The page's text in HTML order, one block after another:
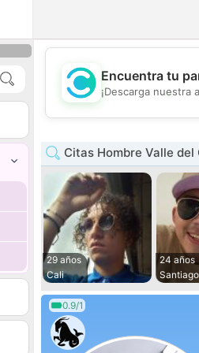
Encuentra tu
¡Descarga nuestra
Citas Hombre Valle del
29 años
Cali
24 años
0.9/1